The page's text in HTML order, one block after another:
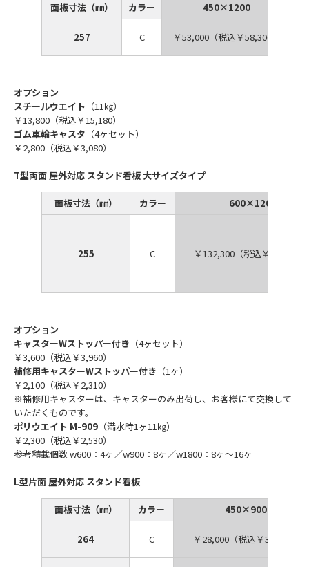
面板寸法（㎜） カラー 450×1200
257 C ￥53,000（税込￥58,300）
オプション
スチールウエイト （11㎏）
￥13,800（税込￥15,180）
ゴム車輪キャスタ （4ヶセット）
￥2,800（税込￥3,080）
T型両面 屋外対応 スタンド看板 大サイズタイプ
面板寸法（㎜） カラー 600×1200
255 C ￥132,300（税込￥145,530
オプション
キャスターWストッパー付き （4ヶセット）
￥3,600（税込￥3,960）
補修用キャスターWストッパー付き （1ヶ）
￥2,100（税込￥2,310）
※補修用キャスターは、キャスターのみ出荷し、お客様にて交換して
いただくものです。
ポリウエイト M-909 （満水時1ヶ11㎏）
￥2,300（税込￥2,530）
参考積載個数 w600：4ヶ／w900：8ヶ／w1800：8ヶ～16ヶ
L型片面 屋外対応 スタンド看板
面板寸法（㎜） カラー 450×900
264 C ￥28,000（税込￥30,800）